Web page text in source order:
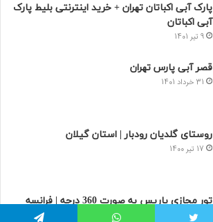
پارک آبی اکباتان تهران + خرید اینترنتی بلیط پارک
آبی اکباتان
9 تیر 1401
قصر آبی پارس تهران
31 خرداد 1401
روستای گلدیان رودبار | استان گیلان
17 تیر 1400
تور مجازی پاریس به صورت 360 درجه | فرانسه